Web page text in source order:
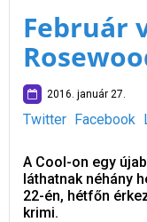
Február
2016. január 27.
Twitter Facebook
A Cool-on egy
láthatnak néhány
22-én, hétfőn
krimi.